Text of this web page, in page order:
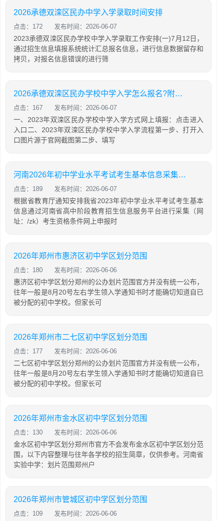
2026承德双滦区民办中学入学录取时间安排
点击：172 发布时间：2026-06-07
2023承德双滦区民办学校中学入学录取工作安排(一)7月12日，
通过招生信息填报系统统计汇总报名信息，进行信息数据留存和
拷贝，对报名信息错误的进行筛
2026承德双滦区民办学校中学入学怎么报名?附图解
点击：167 发布时间：2026-06-07
一、2023年双滦区民办学校中学入学方式网上填报：点击进入
入口二、2023年双滦区民办学校中学入学流程第一步、打开入
口图片源于官网截图第二步、填写
河南2026年初中学业水平考试考生基本信息采集通知
点击：189 发布时间：2026-06-07
根据省教育厅通知安排我省2023年初中学业水平考试考生基本
信息通过河南省高中阶段教育招生信息服务平台进行采集（网
址：/zk）考生资格条件网上申报时
2026年郑州市惠济区初中学区划分范围
点击：180 发布时间：2026-06-06
惠济区初中学区划分郑州的公办划片范围官方并没有统一公布，
往年一般是8月20号左右学生领入学通知书时才能确切知道自已
被分配的初中学校。但家长可
2026年郑州市二七区初中学区划分范围
点击：177 发布时间：2026-06-06
二七区初中学区划分郑州的公办划片范围官方并没有统一公布，
往年一般是8月20号左右学生领入学通知书时才能确切知道自已
被分配的初中学校。但家长可
2026年郑州市金水区初中学区划分范围
点击：130 发布时间：2026-06-06
金水区初中学区划分郑州市官方不会发布金水区初中学区划分范
围，以下内容整理与往年各学校的招生简章，仅供参考。河南省
实验中学：划片范围郑州户
2026年郑州市管城区初中学区划分范围
点击：109 发布时间：2026-06-06